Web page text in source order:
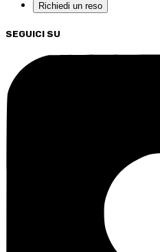
Richiedi un reso
SEGUICI SU